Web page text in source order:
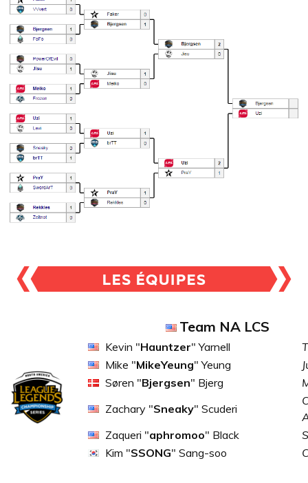
Team NA LCS
Kevin "Hauntzer" Yarnell
Mike "MikeYeung" Yeung
Søren "Bjergsen" Bjerg
Zachary "Sneaky" Scuderi
Zaqueri "aphromoo" Black
Kim "SSONG" Sang-soo